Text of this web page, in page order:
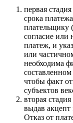
первая
срока
плательщику
согласие или
платеж, и
или
необходима
чтобы факт
субъектов
вторая
выдав акцепт
Отказ от